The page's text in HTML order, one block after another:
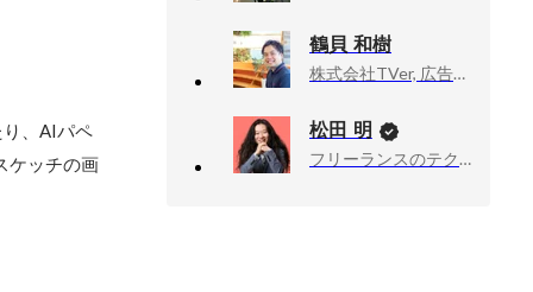
、AIパペ
ケッチの画
鶴貝 和樹
株式会社TVer, 広告事業本部
松田 明
フリーランスのテクニカルアドバイザー業, 技術顧問